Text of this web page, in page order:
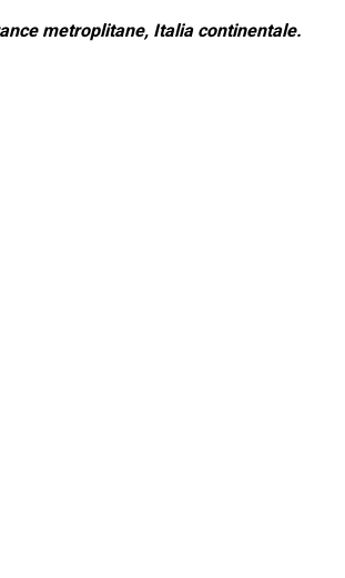
metroplitane, Italia continentale.